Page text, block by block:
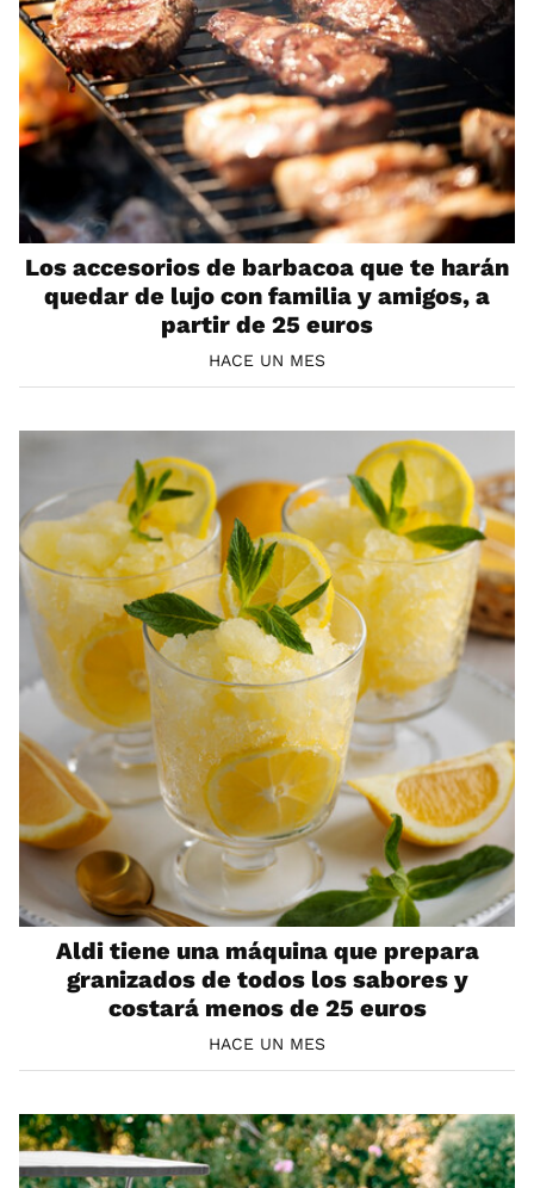
Los accesorios de barbacoa que te harán
quedar de lujo con familia y amigos, a
partir de 25 euros
HACE UN MES
Aldi tiene una máquina que prepara
granizados de todos los sabores y
costará menos de 25 euros
HACE UN MES